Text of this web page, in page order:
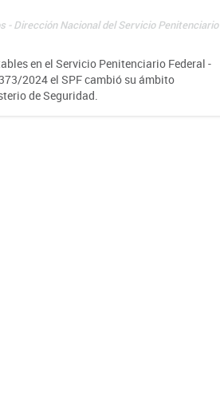
- Dirección Nacional del Servicio Penitenciario
en el Servicio Penitenciario Federal -
2024 el SPF cambió su ámbito
de Seguridad.